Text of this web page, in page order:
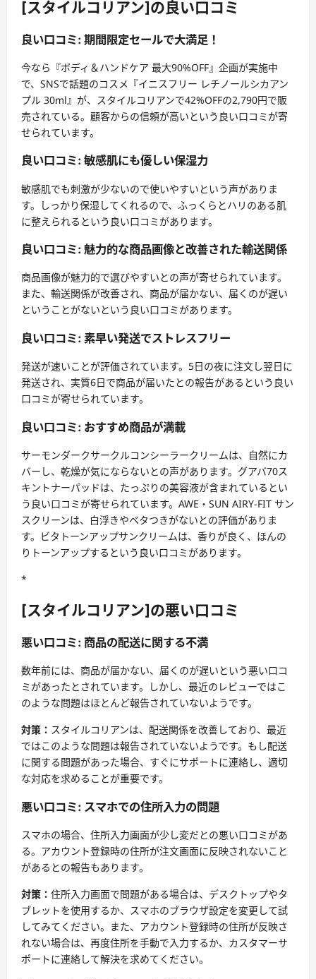
[スタイルコリアン]の良い口コミ
良い口コミ: 期間限定セールで大満足！
今なら『ボディ＆ハンドケア 最大90%OFF』企画が実施中
で、SNSで話題のコスメ『イニスフリー レチノールシカアン
プル 30ml』が、スタイルコリアンで42%OFFの2,790円で販
売されている。顧客からの信頼が高いという良い口コミが寄
せられています。
良い口コミ: 敏感肌にも優しい保湿力
敏感肌でも刺激が少ないので使いやすいという声がありま
す。しっかり保湿してくれるので、ふっくらとハリのある肌
に整えられるという良い口コミがあります。
良い口コミ: 魅力的な商品画像と改善された輸送関係
商品画像が魅力的で選びやすいとの声が寄せられています。
また、輸送関係が改善され、商品が届かない、届くのが遅い
ということがないという良い口コミがあります。
良い口コミ: 素早い発送でストレスフリー
発送が速いことが評価されています。5日の夜に注文し翌日に
発送され、実質6日で商品が届いたとの報告があるという良い
口コミが寄せられています。
良い口コミ: おすすめ商品が満載
サーモンダークサークルコンシーラークリームは、自然にカ
バーし、乾燥が気にならないとの声があります。グアバ70ス
キントナーパッドは、たっぷりの美容液が含まれているとい
う良い口コミが寄せられています。AWE・SUN AIRY-FIT サン
スクリーンは、白浮きやベタつきがないとの評価がありま
す。ビタトーンアップサンクリームは、香りが良く、ほんの
りトーンアップするという良い口コミがあります。
*
[スタイルコリアン]の悪い口コミ
悪い口コミ: 商品の配送に関する不満
数年前には、商品が届かない、届くのが遅いという悪い口コ
ミがあったとされています。しかし、最近のレビューではこ
のような問題はほとんど報告されていないようです。
対策： スタイルコリアンは、配送関係を改善しており、最近
ではこのような問題は報告されていないようです。もし配送
に関する問題があった場合、すぐにサポートに連絡し、適切
な対応を求めることが重要です。
悪い口コミ: スマホでの住所入力の問題
スマホの場合、住所入力画面が少し変だとの悪い口コミがあ
る。アカウント登録時の住所が注文画面に反映されないこと
があるとの報告もあります。
対策： 住所入力画面で問題がある場合は、デスクトップやタ
ブレットを使用するか、スマホのブラウザ設定を変更して試
してみてください。また、アカウント登録時の住所が反映さ
れない場合は、再度住所を手動で入力するか、カスタマーサ
ポートに連絡して解決を求めてください。